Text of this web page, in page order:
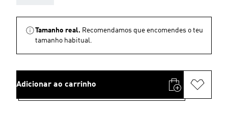
Tamanho real. Recomendamos que encomendes o teu
tamanho habitual.
Adicionar ao carrinho